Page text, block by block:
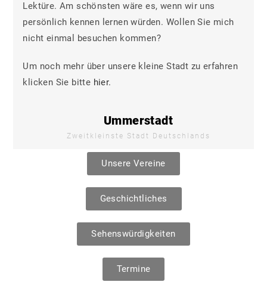
Lektüre. Am schönsten wäre es, wenn wir uns
persönlich kennen lernen würden. Wollen Sie mich
nicht einmal besuchen kommen?
Um noch mehr über unsere kleine Stadt zu erfahren
klicken Sie bitte hier.
Ummerstadt
Zweitkleinste Stadt Deutschlands
Unsere Vereine
Geschichtliches
Sehenswürdigkeiten
Termine